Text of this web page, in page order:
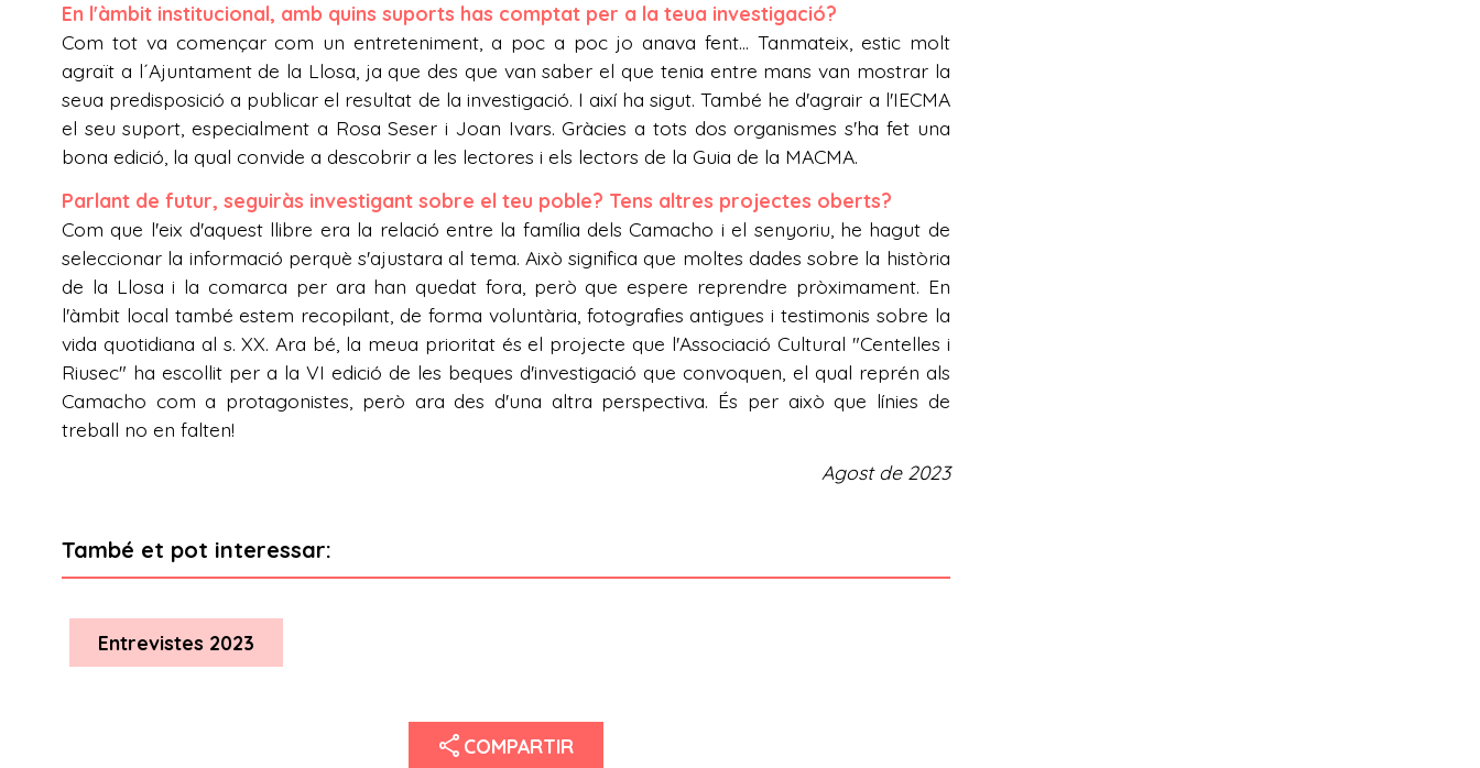
En l'àmbit institucional, amb quins suports has comptat per a la teua investigació?
Com tot va començar com un entreteniment, a poc a poc jo anava fent... Tanmateix, estic molt
agraït a l´Ajuntament de la Llosa, ja que des que van saber el que tenia entre mans van mostrar la
seua predisposició a publicar el resultat de la investigació. I així ha sigut. També he d'agrair a l'IECMA
el seu suport, especialment a Rosa Seser i Joan Ivars. Gràcies a tots dos organismes s'ha fet una
bona edició, la qual convide a descobrir a les lectores i els lectors de la Guia de la MACMA.
Parlant de futur, seguiràs investigant sobre el teu poble? Tens altres projectes oberts?
Com que l'eix d'aquest llibre era la relació entre la família dels Camacho i el senyoriu, he hagut de
seleccionar la informació perquè s'ajustara al tema. Això significa que moltes dades sobre la història
de la Llosa i la comarca per ara han quedat fora, però que espere reprendre pròximament. En
l'àmbit local també estem recopilant, de forma voluntària, fotografies antigues i testimonis sobre la
vida quotidiana al s. XX. Ara bé, la meua prioritat és el projecte que l'Associació Cultural "Centelles i
Riusec" ha escollit per a la VI edició de les beques d'investigació que convoquen, el qual reprén als
Camacho com a protagonistes, però ara des d'una altra perspectiva. És per això que línies de
treball no en falten!
Agost de 2023
També et pot interessar:
Entrevistes 2023
share COMPARTIR